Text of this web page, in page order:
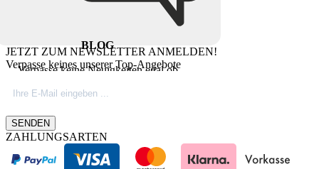
BLOG
Verpasse keine Neuigkeiten egal ob
Firmeninfos. Besuche unseren Blog.
JETZT ZUM NEWSLETTER ANMELDEN!
Verpasse keines unserer Top-Angebote
SENDEN
ZAHLUNGSARTEN